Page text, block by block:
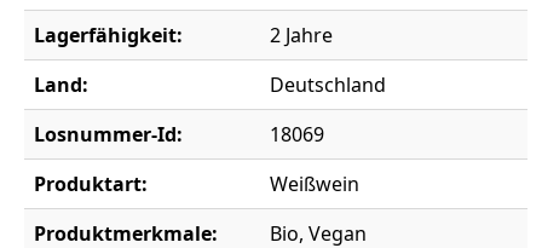
Lagerfähigkeit:
2 Jahre
Land:
Deutschland
Losnummer-Id:
18069
Produktart:
Weißwein
Produktmerkmale:
Bio, Vegan